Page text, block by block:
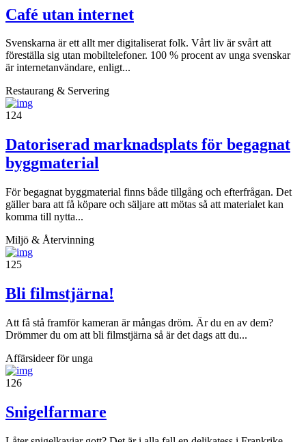
Café utan internet
Svenskarna är ett allt mer digitaliserat folk. Vårt liv är svårt att
föreställa sig utan mobiltelefoner. 100 % procent av unga svenskar
är internetanvändare, enligt...
Restaurang & Servering
124
Datoriserad marknadsplats för begagnat
byggmaterial
För begagnat byggmaterial finns både tillgång och efterfrågan. Det
gäller bara att få köpare och säljare att mötas så att materialet kan
komma till nytta...
Miljö & Återvinning
125
Bli filmstjärna!
Att få stå framför kameran är mångas dröm. Är du en av dem?
Drömmer du om att bli filmstjärna så är det dags att du...
Affärsideer för unga
126
Snigelfarmare